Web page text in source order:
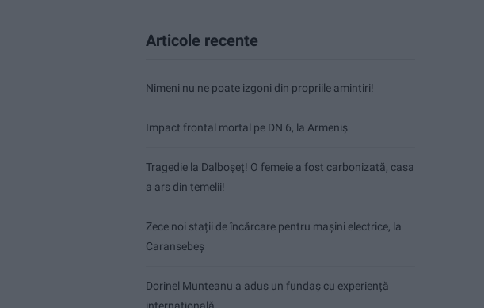
Articole recente
Nimeni nu ne poate izgoni din propriile amintiri!
Impact frontal mortal pe DN 6, la Armeniș
Tragedie la Dalboşeț! O femeie a fost carbonizată, casa
a ars din temelii!
Zece noi stații de încărcare pentru mașini electrice, la
Caransebeș
Dorinel Munteanu a adus un fundaș cu experiență